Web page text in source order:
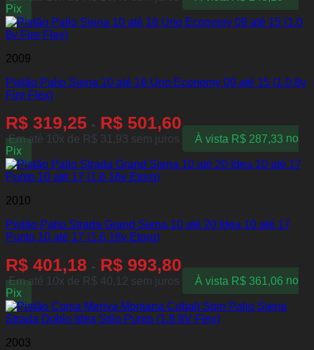
Pix
2009
Pistão Palio Siena 10 até 16 Uno Economy 09 até 15 (1.0 8v
Fire Flex)
R$ 319,25 - R$ 501,60
Em até 10x de R$ 31,93 sem juros À vista R$287,33 no
Pix
2010
Pistão Palio Strada Grand Siena 10 até 20 Idea 10 até 17
Punto 10 até 17 (1.6 16v Etorq)
R$ 401,18 - R$ 993,80
Em até 10x de R$ 40,12 sem juros À vista R$361,06 no
Pix
2003